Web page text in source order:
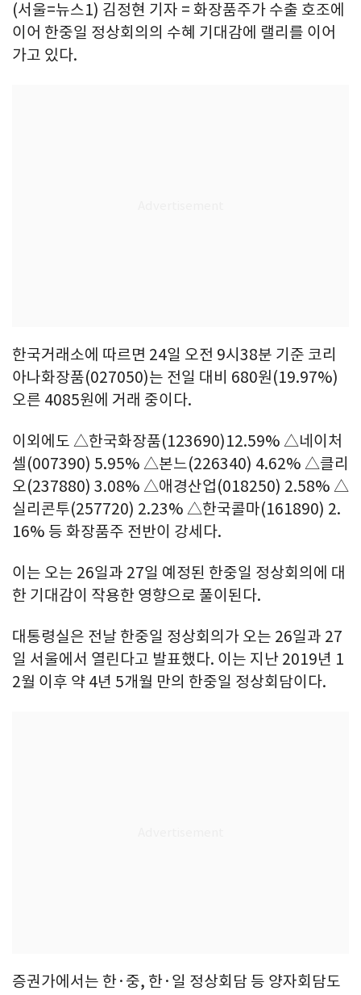
(서울=뉴스1) 김정현 기자 = 화장품주가 수출 호조에
이어 한중일 정상회의의 수혜 기대감에 랠리를 이어
가고 있다.
한국거래소에 따르면 24일 오전 9시38분 기준 코리
아나화장품(027050)는 전일 대비 680원(19.97%)
오른 4085원에 거래 중이다.
이외에도 △한국화장품(123690)12.59% △네이처
셀(007390) 5.95% △본느(226340) 4.62% △클리
오(237880) 3.08% △애경산업(018250) 2.58% △
실리콘투(257720) 2.23% △한국콜마(161890) 2.
16% 등 화장품주 전반이 강세다.
이는 오는 26일과 27일 예정된 한중일 정상회의에 대
한 기대감이 작용한 영향으로 풀이된다.
대통령실은 전날 한중일 정상회의가 오는 26일과 27
일 서울에서 열린다고 발표했다. 이는 지난 2019년 1
2월 이후 약 4년 5개월 만의 한중일 정상회담이다.
증권가에서는 한·중, 한·일 정상회담 등 양자회담도